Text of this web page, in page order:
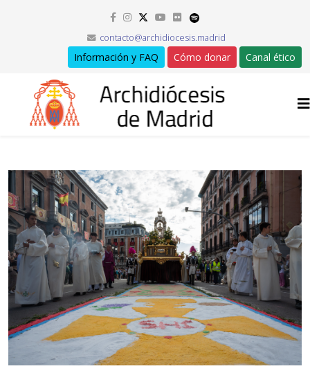
contacto@archidiocesis.madrid
Información y FAQ Cómo donar Canal ético